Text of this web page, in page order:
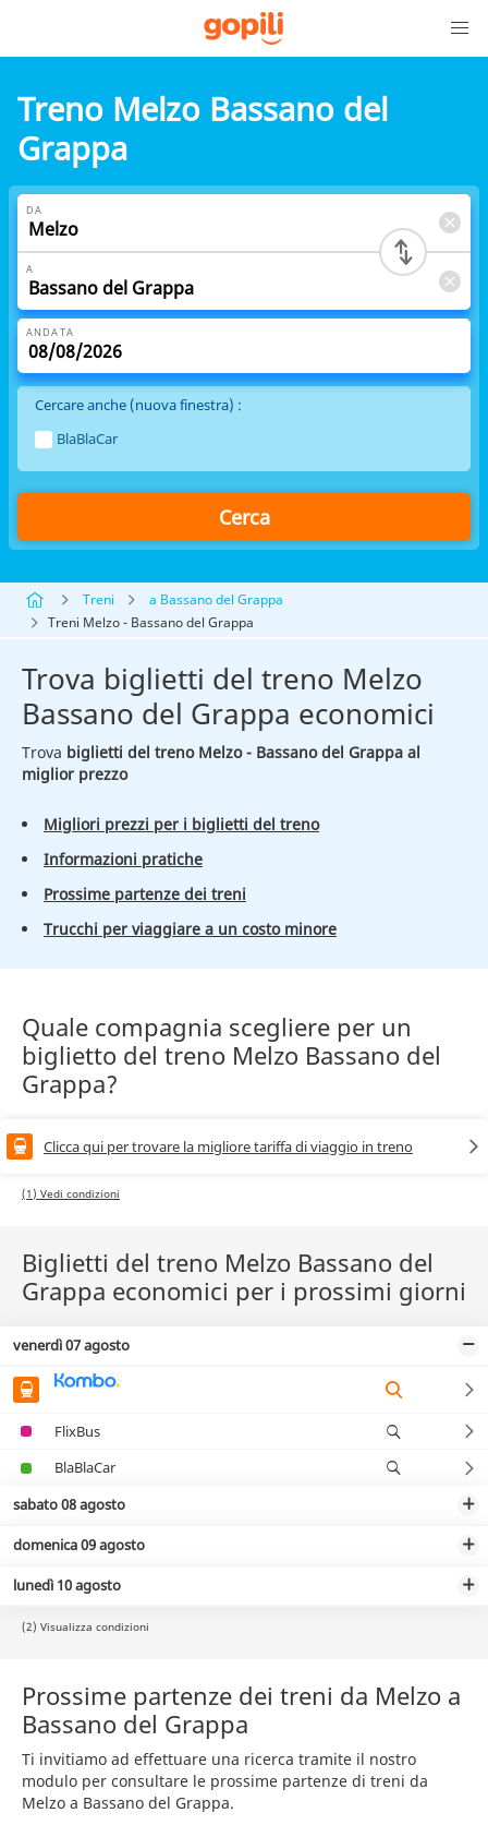
Treno Melzo Bassano del
Grappa
DA
A
ANDATA
Cercare anche (nuova finestra) :
BlaBlaCar
Cerca
Treni
a Bassano del Grappa
Treni Melzo - Bassano del Grappa
Trova biglietti del treno Melzo
Bassano del Grappa economici
Trova biglietti del treno Melzo - Bassano del Grappa al
miglior prezzo
Migliori prezzi per i biglietti del treno
Informazioni pratiche
Prossime partenze dei treni
Trucchi per viaggiare a un costo minore
Quale compagnia scegliere per un
biglietto del treno Melzo Bassano del
Grappa?
Clicca qui per trovare la migliore tariffa di viaggio in treno
(1) Vedi condizioni
Biglietti del treno Melzo Bassano del
Grappa economici per i prossimi giorni
venerdì 07 agosto
FlixBus
BlaBlaCar
sabato 08 agosto
domenica 09 agosto
lunedì 10 agosto
(2) Visualizza condizioni
Prossime partenze dei treni da Melzo a
Bassano del Grappa
Ti invitiamo ad effettuare una ricerca tramite il nostro
modulo per consultare le prossime partenze di treni da
Melzo a Bassano del Grappa.